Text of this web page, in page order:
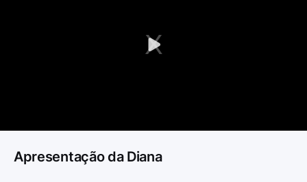
Play
Apresentação da Diana